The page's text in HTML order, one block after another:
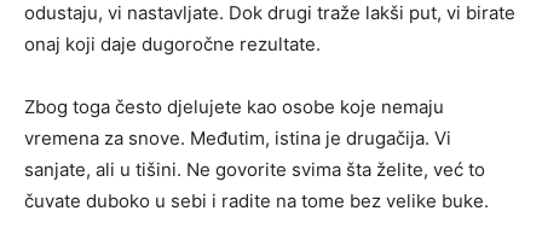
odustaju, vi nastavljate. Dok drugi traže lakši put, vi birate
onaj koji daje dugoročne rezultate.
Zbog toga često djelujete kao osobe koje nemaju
vremena za snove. Međutim, istina je drugačija. Vi
sanjate, ali u tišini. Ne govorite svima šta želite, već to
čuvate duboko u sebi i radite na tome bez velike buke.